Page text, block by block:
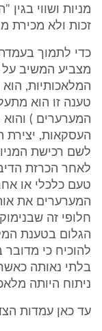
מניות ושווי
זכות ולא מכירת
כדי לתמוך
מצביע המשיב על
המלאכותיות,
טענה זו הוא
המערערים )
העסקאות, יצירת
לשם רכישת
לאחר הכרזת
טעם כלכלי או
המערערים את
חלופי זה
הגלום בטענת
להוכיח כי
בלתי נאותה
ניתוח היותה
עד כאן עמדות